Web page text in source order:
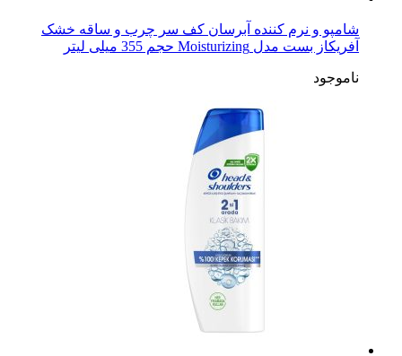
شامپو و نرم کننده آبرسان کف سر چرب و ساقه خشک
آفریکاز بست مدل Moisturizing حجم 355 میلی لیتر